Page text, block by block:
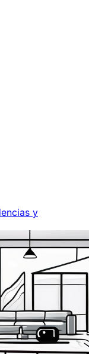
y